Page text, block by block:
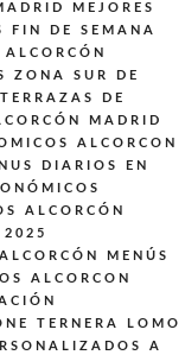
MEJORES
FIN DE SEMANA
ZONA SUR DE
DE
MADRID
ALCORCON
DIARIOS EN
ALCORCÓN
2025
MENÚS
ALCORCON
TERNERA LOMO
A